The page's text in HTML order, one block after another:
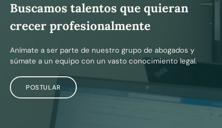
Buscamos talentos que quieran
crecer profesionalmente
Anímate a ser parte de nuestro grupo de abogados y
súmate a un equipo con un vasto conocimiento legal.
POSTULAR